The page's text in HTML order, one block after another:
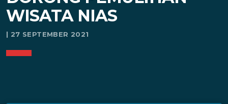
WISATA NIAS
| 27 SEPTEMBER 2021